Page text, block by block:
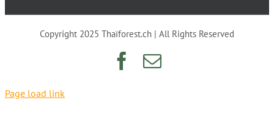
Copyright 2025 Thaïforest.ch | All Rights Reserved
Facebook
Email
Page load link